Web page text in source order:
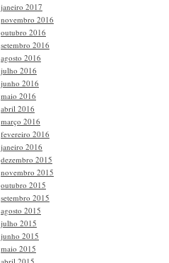
janeiro 2017
novembro 2016
outubro 2016
setembro 2016
agosto 2016
julho 2016
junho 2016
maio 2016
abril 2016
março 2016
fevereiro 2016
janeiro 2016
dezembro 2015
novembro 2015
outubro 2015
setembro 2015
agosto 2015
julho 2015
junho 2015
maio 2015